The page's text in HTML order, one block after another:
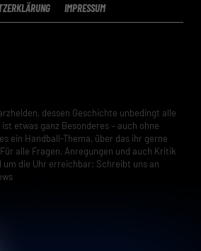
IMPRESSUM
dessen Geschichte unbedingt alle
etwas ganz Besonderes – auch ohne
ein Handball-Thema, über das ihr gerne
alle Fragen, Anregungen und auch Kritik
um die Uhr erreichbar: Schreibt uns an